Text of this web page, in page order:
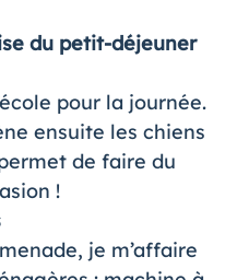
du petit-déjeuner
pour la journée.
ensuite les chiens
de faire du
!
je m’affaire